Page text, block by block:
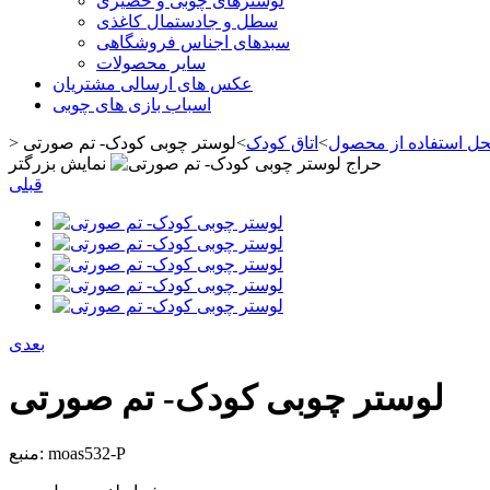
سطل و جادستمال کاغذی
سبدهای اجناس فروشگاهی
سایر محصولات
عکس های ارسالی مشتریان
اسباب بازی های چوبی
> استفاده از محصول> اتاق کودک>لوستر چوبی کودک- تم صورتی
حراج
نمایش بزرگتر
قبلی
بعدی
لوستر چوبی کودک- تم صورتی
منبع: moas532-P